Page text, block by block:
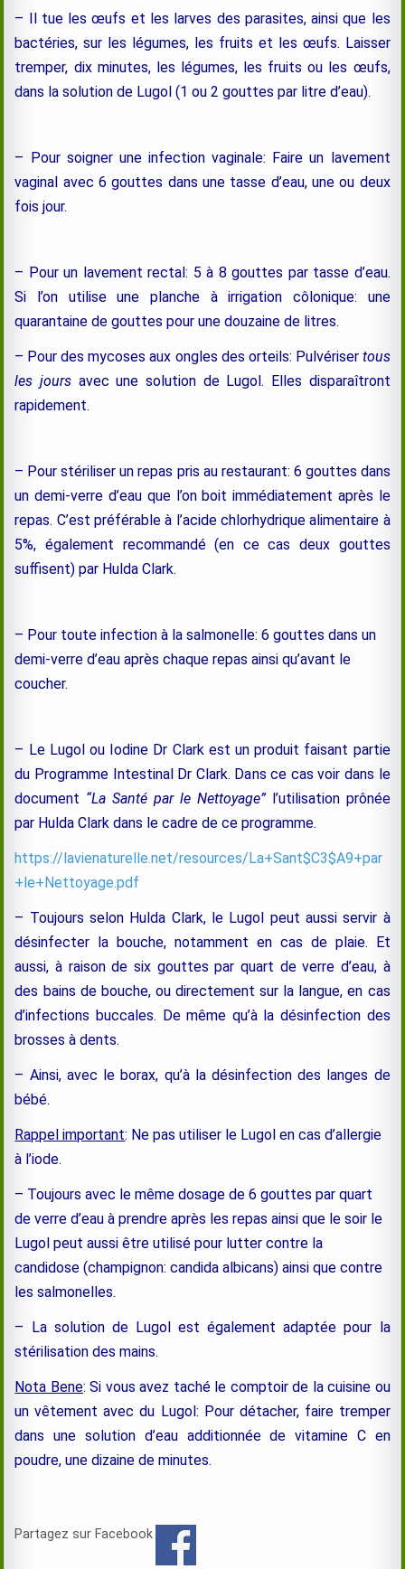
– Il tue les œufs et les larves des parasites, ainsi que les
bactéries, sur les légumes, les fruits et les œufs. Laisser
tremper, dix minutes,les légumes, les fruits ou les œufs,
dans la solution de Lugol (1 ou 2 gouttes par litre d’eau).
– Pour soigner une infection vaginale: Faire un lavement
vaginal avec 6 gouttes dans une tasse d’eau, une ou deux
fois jour.
– Pour un lavement rectal: 5 à 8 gouttes par tasse d’eau.
Si l’on utilise une planche à irrigation côlonique: une
quarantaine de gouttes pour une douzaine de litres.
– Pour des mycoses aux ongles des orteils: Pulvériser tous
les jours avec une solution de Lugol. Elles disparaîtront
rapidement.
– Pour stériliser un repas pris au restaurant: 6 gouttes dans
un demi-verre d’eau que l’on boit immédiatement après le
repas. C’est préférable à l’acide chlorhydrique alimentaire à
5%, également recommandé (en ce cas deux gouttes
suffisent) par Hulda Clark.
– Pour toute infection à la salmonelle: 6 gouttes dans un
demi-verre d’eau après chaque repas ainsi qu’avant le
coucher.
– Le Lugol ou Iodine Dr Clark est un produit faisant partie
du Programme Intestinal Dr Clark. Dans ce cas voir dans le
document “La Santé par le Nettoyage”l’utilisation prônée
par Hulda Clark dans le cadre de ce programme.
https://lavienaturelle.net/resources/La+Sant$C3$A9+par
+le+Nettoyage.pdf
– Toujours selon Hulda Clark, le Lugol peut aussi servir à
désinfecter la bouche, notamment en cas de plaie. Et
aussi, à raison de six gouttes par quart de verre d’eau, à
des bains de bouche, ou directement sur la langue, en cas
d’infections buccales. De même qu’à la désinfection des
brosses à dents.
– Ainsi, avec le borax, qu’à la désinfection des langes de
bébé.
Rappel important: Ne pas utiliser le Lugol en cas d’allergie
à l’iode.
– Toujours avec le même dosage de 6 gouttes par quart
de verre d’eau à prendre après les repas ainsi que le soir le
Lugol peut aussi être utilisé pour lutter contre la
candidose (champignon: candida albicans) ainsi que contre
les salmonelles.
– La solution de Lugol est également adaptée pour la
stérilisation des mains.
Nota Bene: Si vous avez taché le comptoir de la cuisine ou
un vêtement avec du Lugol: Pour détacher, faire tremper
dans une solution d’eau additionnée de vitamine C en
poudre, une dizaine de minutes.
Partagez sur Facebook